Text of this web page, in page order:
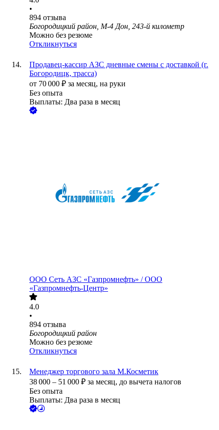
•
894 отзыва
Богородицкий район, М-4 Дон, 243-й километр
Можно без резюме
Откликнуться
Продавец-кассир АЗС дневные смены с доставкой (г.
Богородицк, трасса)
от 70 000 ₽ за месяц, на руки
Без опыта
Выплаты: Два раза в месяц
ООО Сеть АЗС «Газпромнефть» / ООО
«Газпромнефть-Центр»
4.0
•
894 отзыва
Богородицкий район
Можно без резюме
Откликнуться
Менеджер торгового зала М.Косметик
38 000 – 51 000 ₽ за месяц, до вычета налогов
Без опыта
Выплаты: Два раза в месяц